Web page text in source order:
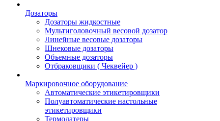
Дозаторы
Дозаторы жидкостные
Мультиголовочный весовой дозатор
Линейные весовые дозаторы
Шнековые дозаторы
Объемные дозаторы
Отбраковщики ( Чеквейер )
Маркировочное оборудование
Автоматические этикетировщики
Полуавтоматические настольные
этикетировщики
Термодатеры